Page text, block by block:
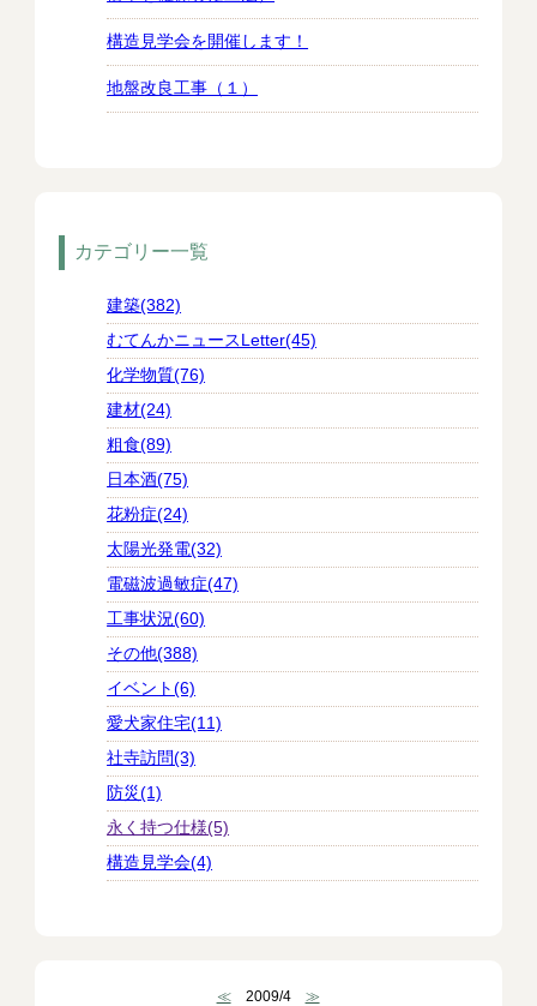
構造見学会を開催します！
地盤改良工事（１）
カテゴリー一覧
建築(382)
むてんかニュースLetter(45)
化学物質(76)
建材(24)
粗食(89)
日本酒(75)
花粉症(24)
太陽光発電(32)
電磁波過敏症(47)
工事状況(60)
その他(388)
イベント(6)
愛犬家住宅(11)
社寺訪問(3)
防災(1)
永く持つ仕様(5)
構造見学会(4)
≪2009/4 ≫